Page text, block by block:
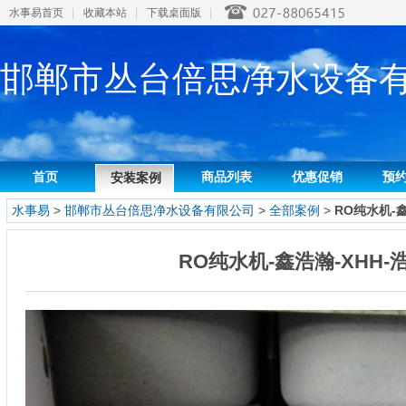
水事易首页 收藏本站 下载桌面版
邯郸市丛台倍思净水设备
首页 安装案例 商品列表 优惠促销 预
水事易 > 邯郸市丛台倍思净水设备有限公司 > 全部案例 > RO纯水机-
RO纯水机-鑫浩瀚-XHH-